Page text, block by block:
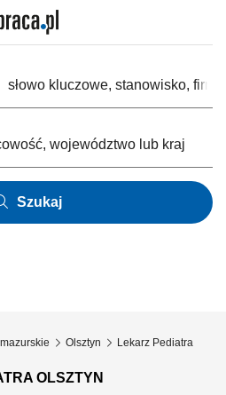
Szukaj
Olsztyn Lekarz Pediatra
OLSZTYN